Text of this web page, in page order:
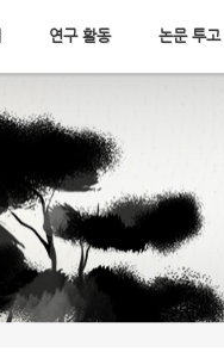
연구 활동 논문 투고